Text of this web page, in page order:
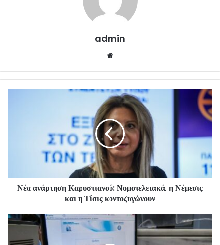
admin
Νέα ανάρτηση Καρυστιανού: Νομοτελειακά, η Νέμεσις
και η Τίσις κοντοζυγώνουν